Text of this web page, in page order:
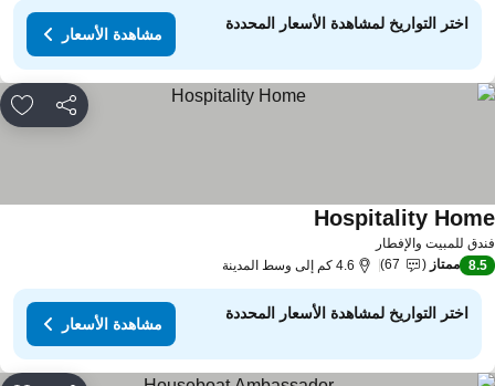
اختر التواريخ لمشاهدة الأسعار المحددة
مشاهدة الأسعار
مشاركة
للمبيت والإفطار
Hospitality
8.5 ممتاز 67 4.6 كم إلى وسط المدينة
اختر التواريخ لمشاهدة الأسعار المحددة
مشاهدة الأسعار